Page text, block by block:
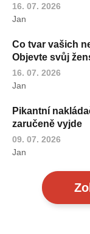
16. 07. 2026
Jan
Co tvar vašich
Objevte svůj
16. 07. 2026
Jan
Pikantní
zaručeně vyjde
09. 07. 2026
Jan